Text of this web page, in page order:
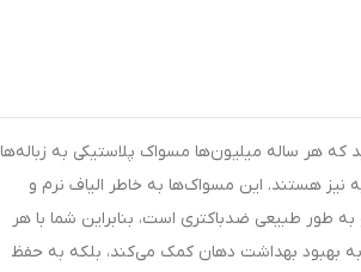
هر ساله میلیون‌ها مسواک پلاستیکی به زباله‌ها
نیز هستند. این مسواک‌ها به خاطر الیاف نرم و
طور طبیعی ضدباکتری است، بنابراین شما با هر
بهبود بهداشت دهان کمک می‌کند، بلکه به حفظ